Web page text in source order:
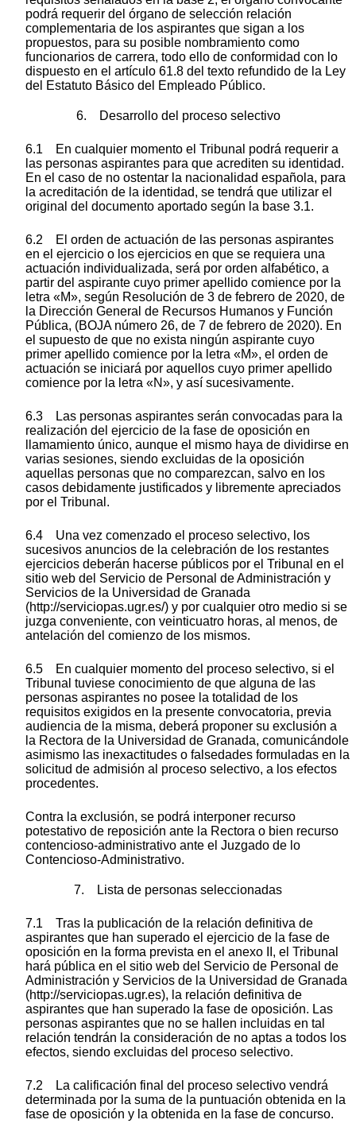
podrá requerir del órgano de selección relación
complementaria de los aspirantes que sigan a los
propuestos, para su posible nombramiento como
funcionarios de carrera, todo ello de conformidad con lo
dispuesto en el artículo 61.8 del texto refundido de la Ley
del Estatuto Básico del Empleado Público.
6. Desarrollo del proceso selectivo
6.1 En cualquier momento el Tribunal podrá requerir a
las personas aspirantes para que acrediten su identidad.
En el caso de no ostentar la nacionalidad española, para
la acreditación de la identidad, se tendrá que utilizar el
original del documento aportado según la base 3.1.
6.2 El orden de actuación de las personas aspirantes
en el ejercicio o los ejercicios en que se requiera una
actuación individualizada, será por orden alfabético, a
partir del aspirante cuyo primer apellido comience por la
letra «M», según Resolución de 3 de febrero de 2020, de
la Dirección General de Recursos Humanos y Función
Pública, (BOJA número 26, de 7 de febrero de 2020). En
el supuesto de que no exista ningún aspirante cuyo
primer apellido comience por la letra «M», el orden de
actuación se iniciará por aquellos cuyo primer apellido
comience por la letra «N», y así sucesivamente.
6.3 Las personas aspirantes serán convocadas para la
realización del ejercicio de la fase de oposición en
llamamiento único, aunque el mismo haya de dividirse en
varias sesiones, siendo excluidas de la oposición
aquellas personas que no comparezcan, salvo en los
casos debidamente justificados y libremente apreciados
por el Tribunal.
6.4 Una vez comenzado el proceso selectivo, los
sucesivos anuncios de la celebración de los restantes
ejercicios deberán hacerse públicos por el Tribunal en el
sitio web del Servicio de Personal de Administración y
Servicios de la Universidad de Granada
(http://serviciopas.ugr.es/) y por cualquier otro medio si se
juzga conveniente, con veinticuatro horas, al menos, de
antelación del comienzo de los mismos.
6.5 En cualquier momento del proceso selectivo, si el
Tribunal tuviese conocimiento de que alguna de las
personas aspirantes no posee la totalidad de los
requisitos exigidos en la presente convocatoria, previa
audiencia de la misma, deberá proponer su exclusión a
la Rectora de la Universidad de Granada, comunicándole
asimismo las inexactitudes o falsedades formuladas en la
solicitud de admisión al proceso selectivo, a los efectos
procedentes.
Contra la exclusión, se podrá interponer recurso
potestativo de reposición ante la Rectora o bien recurso
contencioso-administrativo ante el Juzgado de lo
Contencioso-Administrativo.
7. Lista de personas seleccionadas
7.1 Tras la publicación de la relación definitiva de
aspirantes que han superado el ejercicio de la fase de
oposición en la forma prevista en el anexo II, el Tribunal
hará pública en el sitio web del Servicio de Personal de
Administración y Servicios de la Universidad de Granada
(http://serviciopas.ugr.es), la relación definitiva de
aspirantes que han superado la fase de oposición. Las
personas aspirantes que no se hallen incluidas en tal
relación tendrán la consideración de no aptas a todos los
efectos, siendo excluidas del proceso selectivo.
7.2 La calificación final del proceso selectivo vendrá
determinada por la suma de la puntuación obtenida en la
fase de oposición y la obtenida en la fase de concurso.